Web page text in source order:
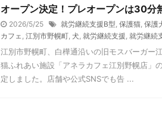
オープン決定！プレオープンは30分
2026/5/25 就労継続支援B型, 保護猫, 保護
カフェ, 江別市野幌町, 犬, 就労継続支援, 就労継続
江別市野幌町、白樺通沿いの旧モスバーガー
猫ふれあい施設「アネラカフェ江別野幌店
定しました。店舗や公式SNSでも告 ...